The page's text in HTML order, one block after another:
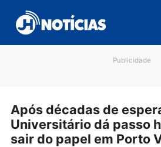
para
conteúdo
Após décadas de
Universitário dá